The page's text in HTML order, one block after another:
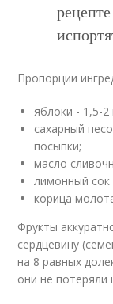
Пропорции
яблоки - 1,5-2
сахарный
посыпки;
масло
лимонный сок
корица
Фрукты
сердцевину
на 8 равных
они не потеряли